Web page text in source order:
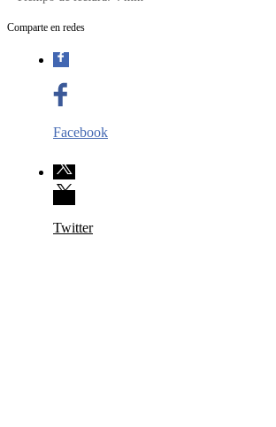
Comparte en redes
Facebook
Twitter